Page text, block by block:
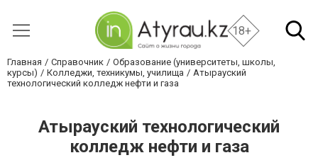
18+
Главная Справочник
Образование (университеты, школы,
курсы)
Колледжи, техникумы, училища
Атырауский
технологический колледж нефти и газа
Атырауский технологический
колледж нефти и газа